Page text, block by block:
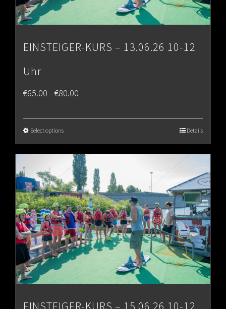
EINSTEIGER-KURS – 13.06.26 10-12
Uhr
€65.00–€80.00
€80.00
Select options Details
EINSTEIGER-KURS – 15.06.26 10-12